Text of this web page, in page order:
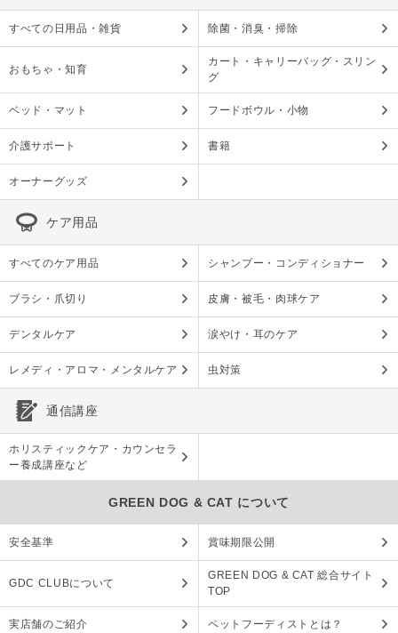
すべての日用品・雑貨 除菌・消臭・掃除
おもちゃ・知育
カート・キャリーバッグ・スリン
グ
ベッド・マット フードボウル・小物
介護サポート 書籍
オーナーグッズ
ケア用品
すべてのケア用品 シャンプー・コンディショナー
ブラシ・爪切り 皮膚・被毛・肉球ケア
デンタルケア 涙やけ・耳のケア
レメディ・アロマ・メンタルケア 虫対策
通信講座
ホリスティックケア・カウンセラ
ー養成講座など
GREEN DOG & CAT について
安全基準 賞味期限公開
GDC CLUBについて
GREEN DOG & CAT 総合サイト
TOP
実店舗のご紹介 ペットフーディストとは？